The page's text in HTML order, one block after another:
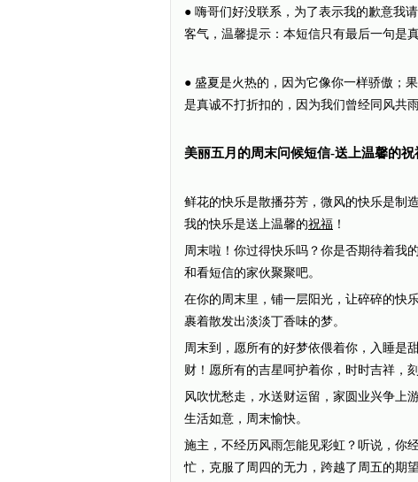
● 嗨哥们好没联系，为了表示我的歉意我
客气，温馨提示：本短信只有最后一句是
● 盛夏是火热的，因为它像你一样骄傲；
是真诚不打折扣的，因为我们曾经同风共雨
美丽五月的周末问候短信-送上温馨的祝
鲜花的快乐是散播芬芳，微风的快乐是制
我的快乐是送上温馨的祝福 ！
周末啦！你过得快乐吗？你是否期待着我
和看短信的家伙聚聚吧。
在你的周末里，铺一层阳光，让碎碎的快
裹着散发出淡淡丁香味的梦。
周末到，愿所有的好梦依偎着你，入睡是
财！愿所有的吉星呵护着你，时时吉祥，
风吹忧愁走，水送财运留，家圆业兴争上
生活如意，周末愉快。
施主，不经历风雨怎能见彩虹？听说，你
忙，克服了周四的无力，跨越了周五的期